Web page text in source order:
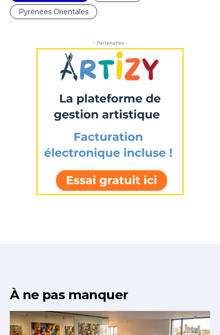
Pyrénées Orientales
- Partenaires -
À ne pas manquer